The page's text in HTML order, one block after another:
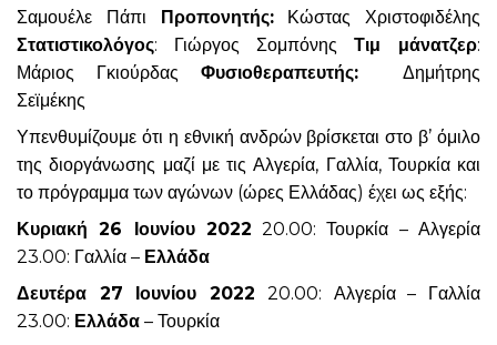
Σαμουέλε Πάπι Προπονητής:Κώστας Χριστοφιδέλης
Στατιστικολόγος: Γιώργος Σομπόνης Τιμ μάνατζερ:
Μάριος Γκιούρδας Φυσιοθεραπευτής: Δημήτρης
Σεϊμέκης
Υπενθυμίζουμε ότι η εθνική ανδρών βρίσκεται στο β’ όμιλο
της διοργάνωσης μαζί με τις Αλγερία, Γαλλία, Τουρκία και
το πρόγραμμα των αγώνων (ώρες Ελλάδας) έχει ως εξής:
Κυριακή 26 Ιουνίου 2022 20.00: Τουρκία – Αλγερία
23.00: Γαλλία – Ελλάδα
Δευτέρα 27 Ιουνίου 2022 20.00: Αλγερία – Γαλλία
23.00: Ελλάδα – Τουρκία